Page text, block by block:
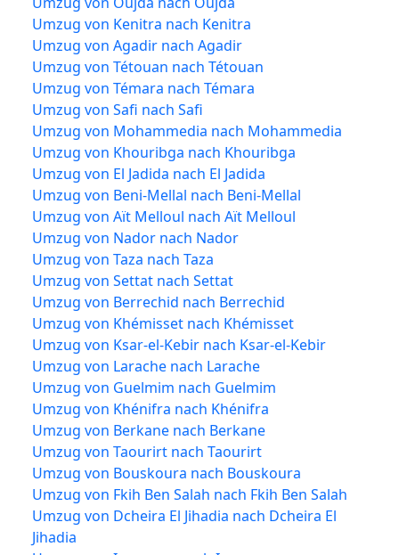
Umzug von Kenitra nach Kenitra
Umzug von Agadir nach Agadir
Umzug von Tétouan nach Tétouan
Umzug von Témara nach Témara
Umzug von Safi nach Safi
Umzug von Mohammedia nach Mohammedia
Umzug von Khouribga nach Khouribga
Umzug von El Jadida nach El Jadida
Umzug von Beni-Mellal nach Beni-Mellal
Umzug von Aït Melloul nach Aït Melloul
Umzug von Nador nach Nador
Umzug von Taza nach Taza
Umzug von Settat nach Settat
Umzug von Berrechid nach Berrechid
Umzug von Khémisset nach Khémisset
Umzug von Ksar-el-Kebir nach Ksar-el-Kebir
Umzug von Larache nach Larache
Umzug von Guelmim nach Guelmim
Umzug von Khénifra nach Khénifra
Umzug von Berkane nach Berkane
Umzug von Taourirt nach Taourirt
Umzug von Bouskoura nach Bouskoura
Umzug von Fkih Ben Salah nach Fkih Ben Salah
Umzug von Dcheira El Jihadia nach Dcheira El
Jihadia